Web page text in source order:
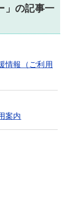
」の記事一
情報（ご利用
案内